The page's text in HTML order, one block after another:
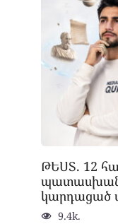
ԹԵՍՏ. 12
կարդացած
9.4k.